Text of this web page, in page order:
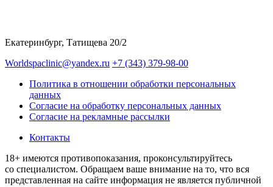
Екатеринбург, Татищева 20/2
Worldspaclinic@yandex.ru +7 (343) 379-98-00
Политика в отношении обработки персональных
данных
Согласие на обработку персональных данных
Согласие на рекламные рассылки
Контакты
18+ имеются противопоказания, проконсультируйтесь
со специалистом. Обращаем ваше внимание на то, что вся
представленная на сайте информация не является публичной